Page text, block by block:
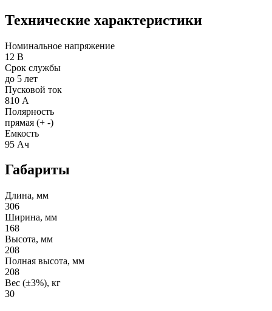
Технические характеристики
Номинальное напряжение
12 B
Срок службы
до 5 лет
Пусковой ток
810 А
Полярность
прямая (+ -)
Емкость
95 Ач
Габариты
Длина, мм
306
Ширина, мм
168
Высота, мм
208
Полная высота, мм
208
Вес (±3%), кг
30